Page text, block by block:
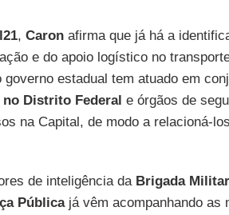
, Caronafirma que já há a
e do apoio logístico no
estadual tem atuado em
Distrito Federal e órgãos de
na Capital, de modo a relacioná-
de inteligência da Brigada Militar
Públicajá vêm acompanhando as